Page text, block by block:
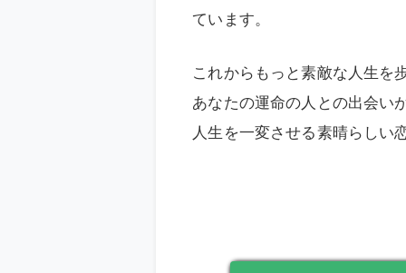
ています。
これからもっと素敵な人生を
あなたの運命の人との出会い
人生を一変させる素晴らしい